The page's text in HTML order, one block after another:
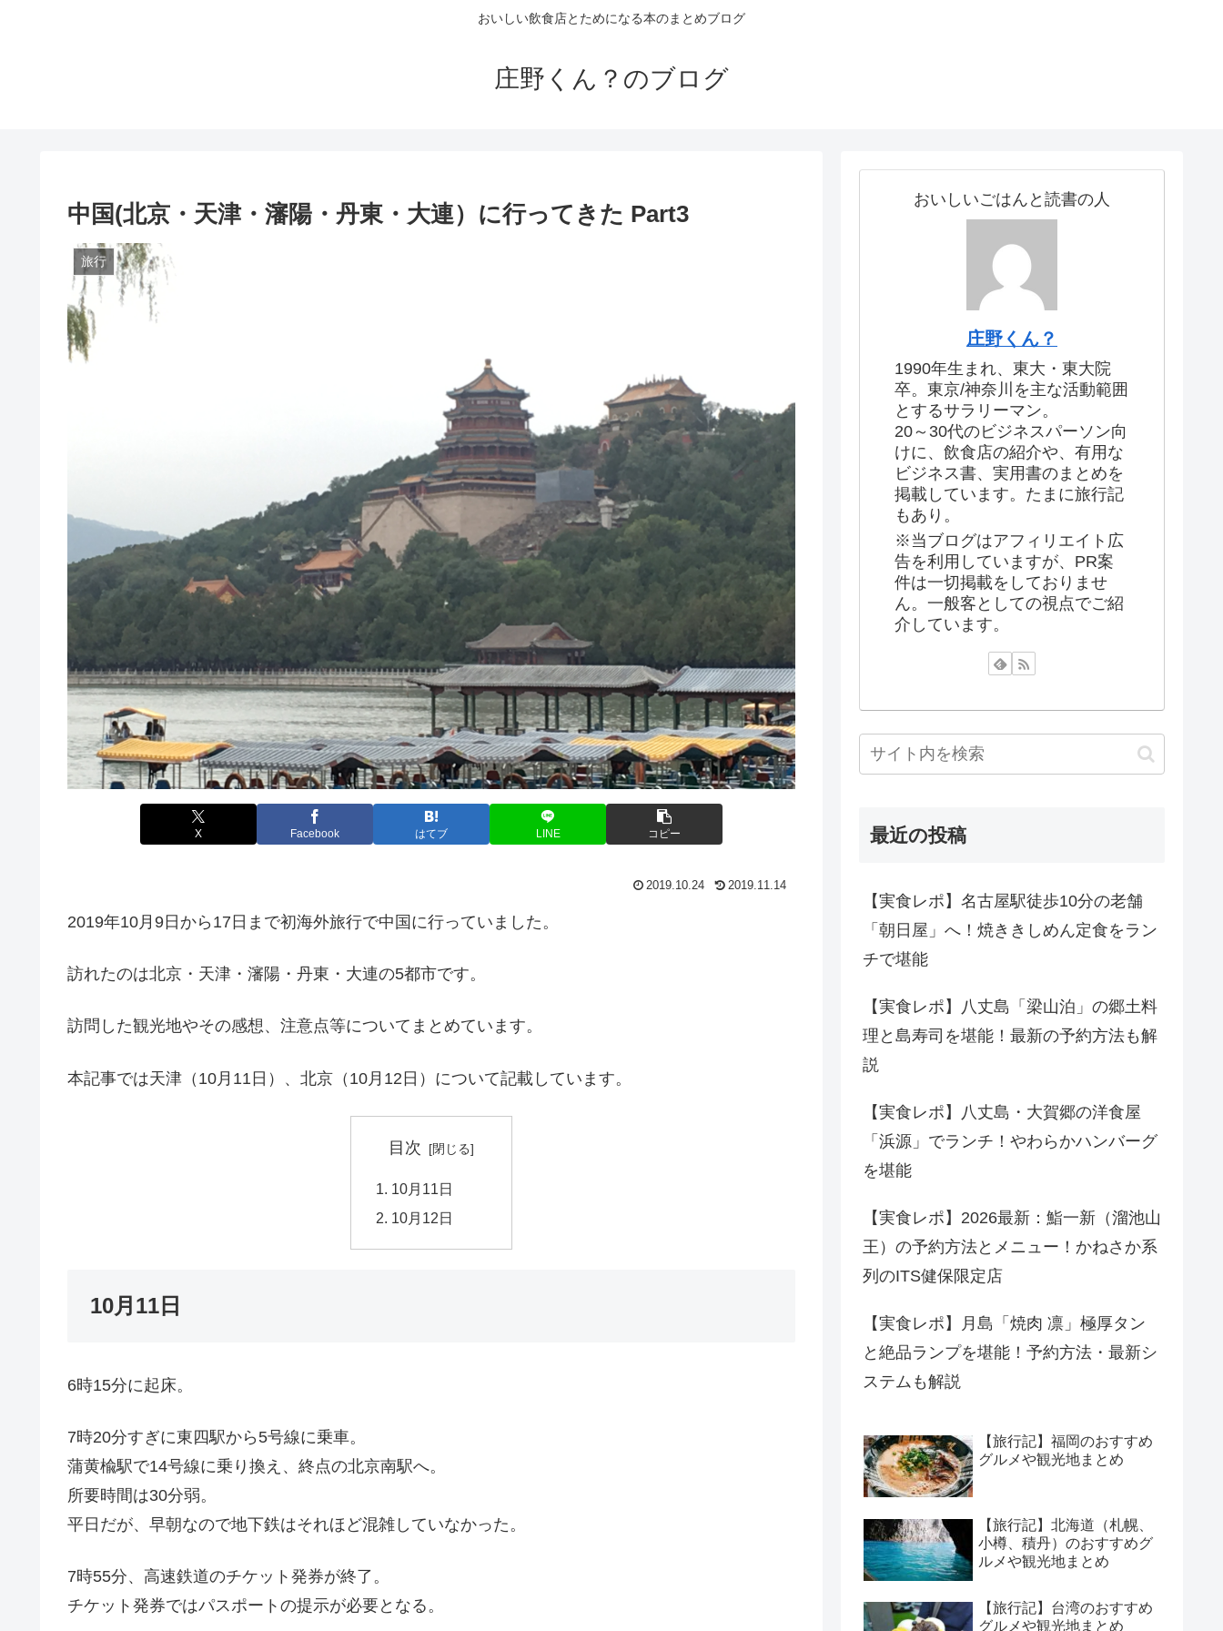
おいしい飲食店とためになる本のまとめブログ
庄野くん？のブログ
中国(北京・天津・瀋陽・丹東・大連）に行ってきた Part3
旅行
X Facebook はてブ LINE コピー
2019.10.24 2019.11.14
2019年10月9日から17日まで初海外旅行で中国に行っていました。
訪れたのは北京・天津・瀋陽・丹東・大連の5都市です。
訪問した観光地やその感想、注意点等についてまとめています。
本記事では天津（10月11日）、北京（10月12日）について記載しています。
目次
10月11日
10月12日
10月11日
6時15分に起床。
7時20分すぎに東四駅から5号線に乗車。
蒲黄楡駅で14号線に乗り換え、終点の北京南駅へ。
所要時間は30分弱。
平日だが、早朝なので地下鉄はそれほど混雑していなかった。
7時55分、高速鉄道のチケット発券が終了。
チケット発券ではパスポートの提示が必要となる。
おいしいごはんと読書の人
庄野くん？
1990年生まれ、東大・東大院
卒。東京/神奈川を主な活動範囲
とするサラリーマン。
20～30代のビジネスパーソン向
けに、飲食店の紹介や、有用な
ビジネス書、実用書のまとめを
掲載しています。たまに旅行記
もあり。
※当ブログはアフィリエイト広
告を利用していますが、PR案
件は一切掲載をしておりませ
ん。一般客としての視点でご紹
介しています。
最近の投稿
【実食レポ】名古屋駅徒歩10分の老舗
「朝日屋」へ！焼ききしめん定食をラン
チで堪能
【実食レポ】八丈島「梁山泊」の郷土料
理と島寿司を堪能！最新の予約方法も解
説
【実食レポ】八丈島・大賀郷の洋食屋
「浜源」でランチ！やわらかハンバーグ
を堪能
【実食レポ】2026最新：鮨一新（溜池山
王）の予約方法とメニュー！かねさか系
列のITS健保限定店
【実食レポ】月島「焼肉 凛」極厚タン
と絶品ランプを堪能！予約方法・最新シ
ステムも解説
【旅行記】福岡のおすすめ
グルメや観光地まとめ
【旅行記】北海道（札幌、
小樽、積丹）のおすすめグ
ルメや観光地まとめ
【旅行記】台湾のおすすめ
グルメや観光地まとめ